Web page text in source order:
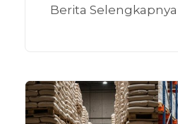
Berita Selengkapnya